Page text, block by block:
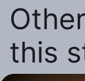
this